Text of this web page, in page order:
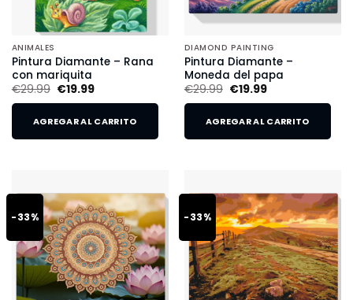
ANIMALES
Pintura Diamante – Rana
con mariquita
€29.99 €19.99
AGREGAR AL CARRITO
DIAMOND PAINTING
Pintura Diamante –
Moneda del papa
€29.99 €19.99
AGREGAR AL CARRITO
-33% -33%